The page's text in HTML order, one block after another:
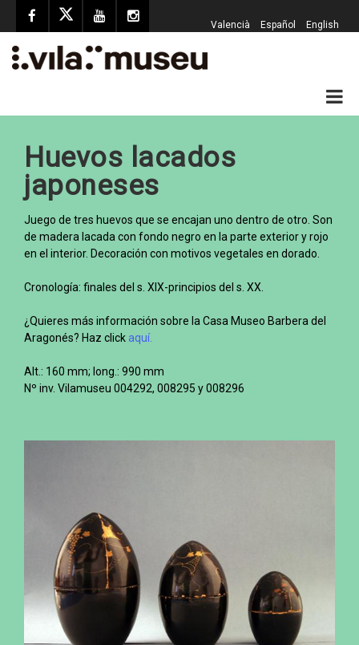
Valencià Español English
Huevos lacados
japoneses
Juego de tres huevos que se encajan uno dentro de otro. Son
de madera lacada con fondo negro en la parte exterior y rojo
en el interior. Decoración con motivos vegetales en dorado.
Cronología: finales del s. XIX-principios del s. XX.
¿Quieres más información sobre la Casa Museo Barbera del
Aragonés? Haz click aquí.
Alt.: 160 mm; long.: 990 mm
Nº inv. Vilamuseu 004292, 008295 y 008296